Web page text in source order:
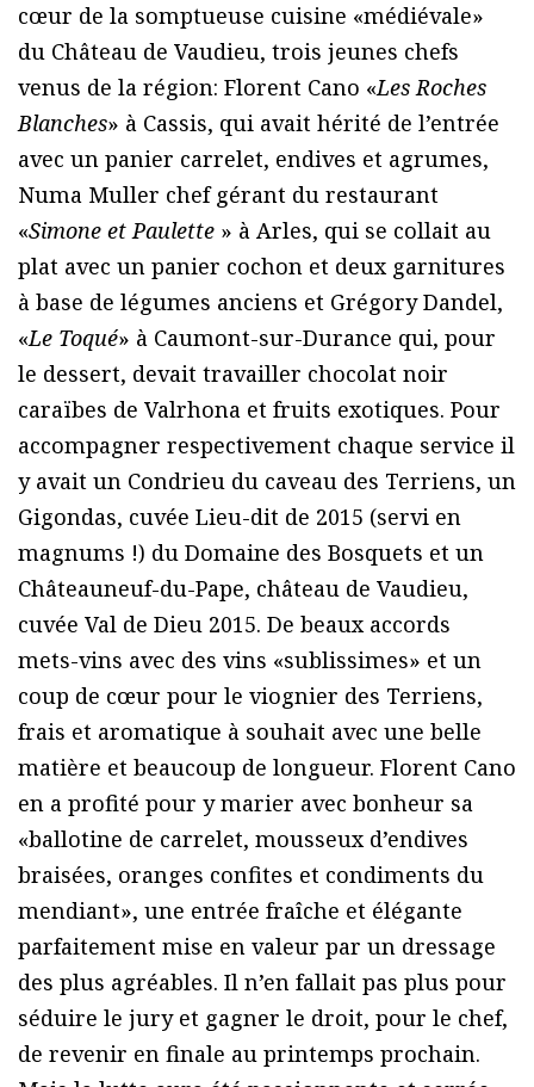
cœur de la somptueuse cuisine «médiévale»
du Château de Vaudieu, trois jeunes chefs
venus de la région: Florent Cano «Les Roches
Blanches» à Cassis, qui avait hérité de l’entrée
avec un panier carrelet, endives et agrumes,
Numa Muller chef gérant du restaurant
«Simone et Paulette » à Arles, qui se collait au
plat avec un panier cochon et deux garnitures
à base de légumes anciens et Grégory Dandel,
«Le Toqué» à Caumont-sur-Durance qui, pour
le dessert, devait travailler chocolat noir
caraïbes de Valrhona et fruits exotiques. Pour
accompagner respectivement chaque service il
y avait un Condrieu du caveau des Terriens, un
Gigondas, cuvée Lieu-dit de 2015 (servi en
magnums !) du Domaine des Bosquets et un
Châteauneuf-du-Pape, château de Vaudieu,
cuvée Val de Dieu 2015. De beaux accords
mets-vins avec des vins «sublissimes» et un
coup de cœur pour le viognier des Terriens,
frais et aromatique à souhait avec une belle
matière et beaucoup de longueur. Florent Cano
en a profité pour y marier avec bonheur sa
«ballotine de carrelet, mousseux d’endives
braisées, oranges confites et condiments du
mendiant», une entrée fraîche et élégante
parfaitement mise en valeur par un dressage
des plus agréables. Il n’en fallait pas plus pour
séduire le jury et gagner le droit, pour le chef,
de revenir en finale au printemps prochain.